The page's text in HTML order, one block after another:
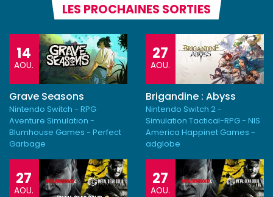
LES PROCHAINES SORTIES
14
AOU.
Grave Seasons
Nintendo Switch - RPG
Aventure Simulation -
Blumhouse Games - Perfect
Garbage
27
AOU.
Brigandine : Abyss
Nintendo Switch 2 -
Simulation Tactical-RPG - NIS
America Happinet Games -
adglobe
27
AOU.
27
AOU.